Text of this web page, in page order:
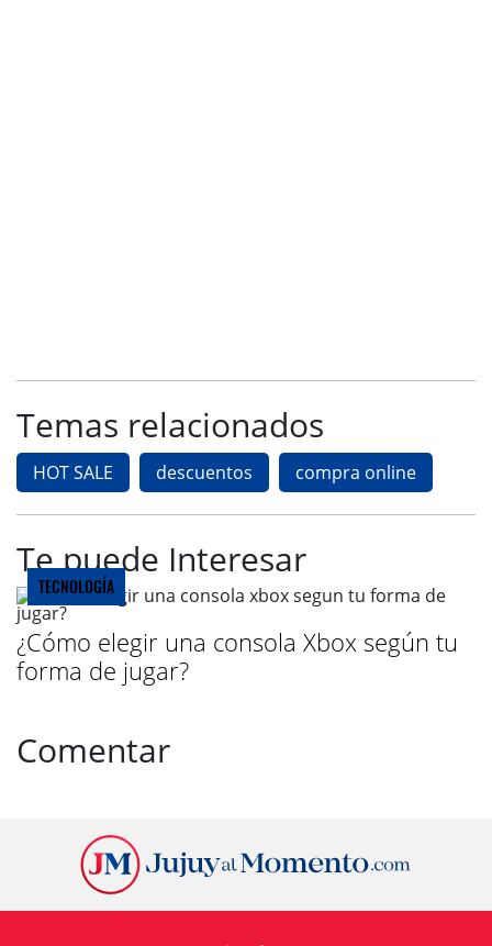
Temas relacionados
HOT SALE descuentos compra online
Te puede Interesar
TECNOLOGÍA
¿Cómo elegir una consola Xbox según tu
forma de jugar?
Comentar